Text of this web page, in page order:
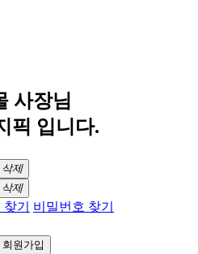
사장님
픽 입니다.
삭제
삭제
기 비밀번호 찾기
원가입